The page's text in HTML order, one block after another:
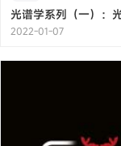
光谱学系列（一）：
2022-01-07